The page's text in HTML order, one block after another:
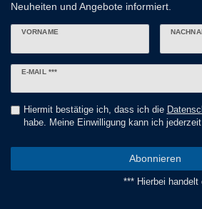
Neuheiten und Angebote informiert.
VORNAME
E-MAIL ***
Newsletter
Hiermit bestätige ich, dass ich die
habe. Meine Einwilligung kann ich
Abonnieren
*** Hierbei